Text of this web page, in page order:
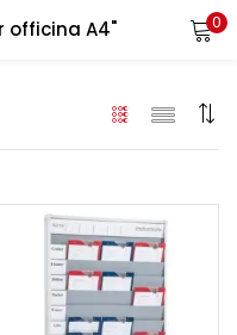
officina A4" 0
REGISTER
to login.